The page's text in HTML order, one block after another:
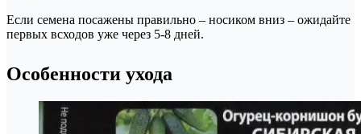
Если семена посажены правильно – носиком вниз – ожидайте
первых всходов уже через 5-8 дней.
Особенности ухода